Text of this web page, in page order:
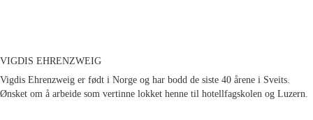
VIGDIS EHRENZWEIG
Vigdis Ehrenzweig er født i Norge og har bodd de siste 40 årene i Sveits.
Ønsket om å arbeide som vertinne lokket henne til hotellfagskolen og Luzern.